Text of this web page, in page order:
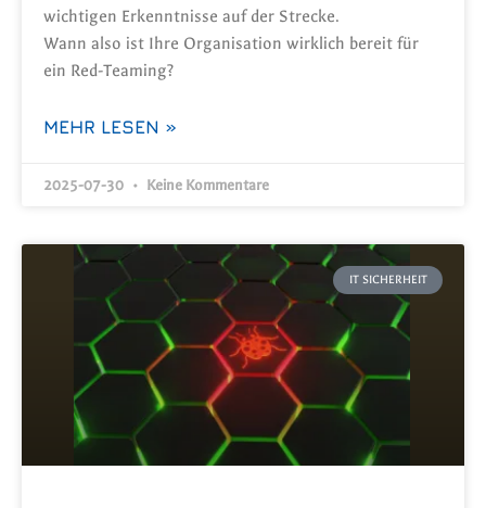
wichtigen Erkenntnisse auf der Strecke.
Wann also ist Ihre Organisation wirklich bereit für
ein Red-Teaming?
MEHR LESEN »
2025-07-30 Keine Kommentare
IT SICHERHEIT